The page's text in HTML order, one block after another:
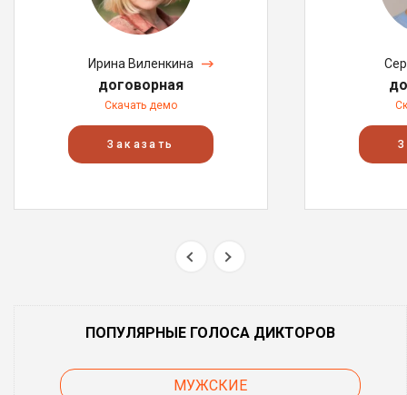
Ирина Виленкина
договорная
Скачать демо
Заказать
ПОПУЛЯРНЫЕ ГОЛОСА ДИКТОРОВ
МУЖСКИЕ